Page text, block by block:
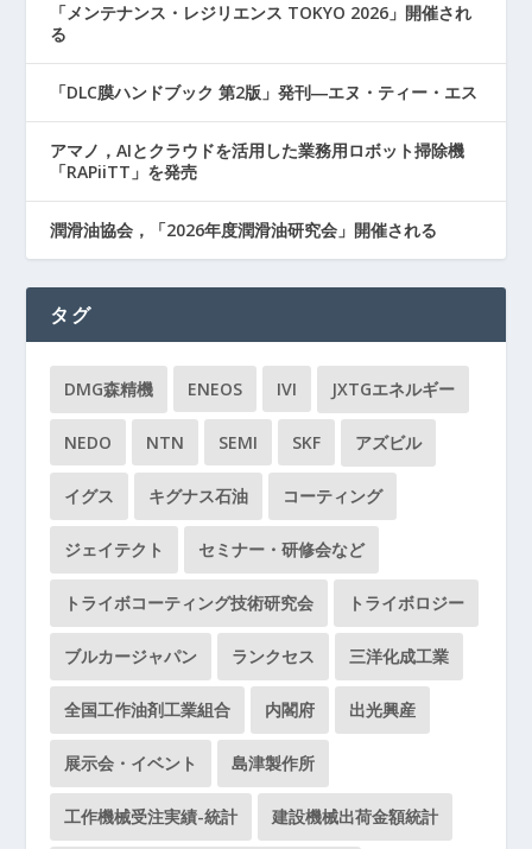
「メンテナンス・レジリエンス TOKYO 2026」開催され
る
「DLC膜ハンドブック 第2版」発刊―エヌ・ティー・エス
アマノ，AIとクラウドを活用した業務用ロボット掃除機
「RAPiiTT」を発売
潤滑油協会，「2026年度潤滑油研究会」開催される
タグ
DMG森精機 ENEOS IVI JXTGエネルギー
NEDO NTN SEMI SKF アズビル
イグス キグナス石油 コーティング
ジェイテクト セミナー・研修会など
トライボコーティング技術研究会 トライボロジー
ブルカージャパン ランクセス 三洋化成工業
全国工作油剤工業組合 内閣府 出光興産
展示会・イベント 島津製作所
工作機械受注実績-統計 建設機械出荷金額統計